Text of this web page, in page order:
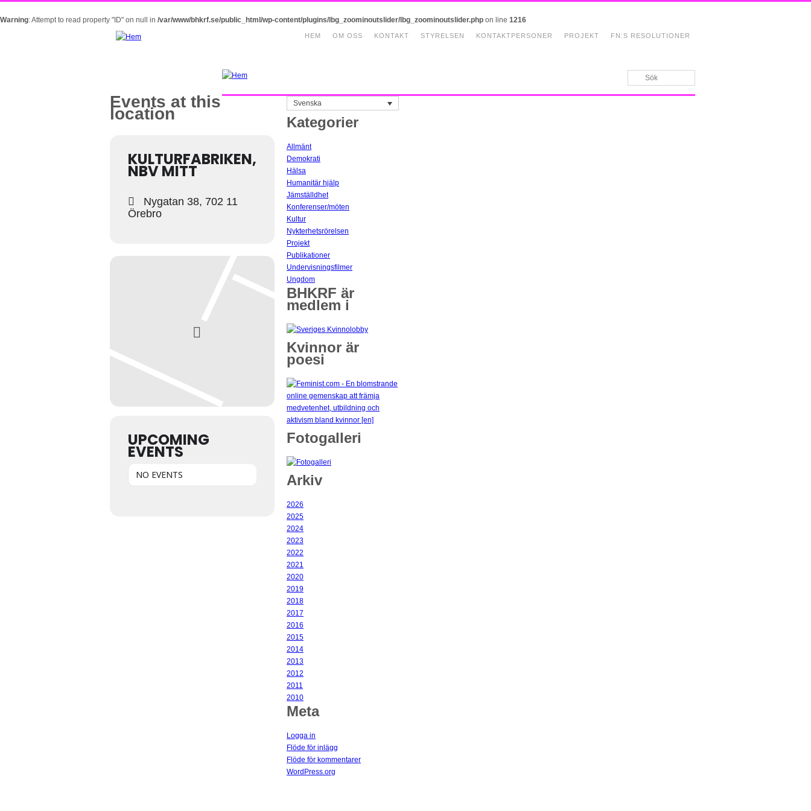
Warning: Attempt to read property "ID" on null in /var/www/bhkrf.se/public_html/wp-content/plugins/lbg_zoominoutslider/lbg_zoominoutslider.php on line 1216
FN:S RESOLUTIONER
PROJEKT
KONTAKTPERSONER
STYRELSEN
KONTAKT
OM OSS
HEM
Events at this
location
KULTURFABRIKEN,
NBV MITT
Nygatan 38, 702 11
Örebro
UPCOMING
EVENTS
NO EVENTS
Svenska
Kategorier
Allmänt
Demokrati
Hälsa
Humanitär hjälp
Jämställdhet
Konferenser/möten
Kultur
Nykterhetsrörelsen
Projekt
Publikationer
Undervisningsfilmer
Ungdom
BHKRF är
medlem i
Kvinnor är
poesi
Fotogalleri
Arkiv
2026
2025
2024
2023
2022
2021
2020
2019
2018
2017
2016
2015
2014
2013
2012
2011
2010
Meta
Logga in
Flöde för inlägg
Flöde för kommentarer
WordPress.org